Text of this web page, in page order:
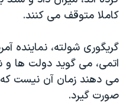
کاملا متوقف می کنند.
گریگوری شولته، نماینده
اتمی، می گوید دولت
می دهند زمان آن نیست که
صورت گیرد.